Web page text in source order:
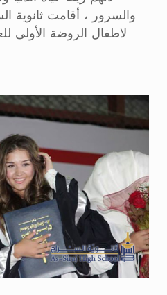
والسرور ، أقامت ثانوية